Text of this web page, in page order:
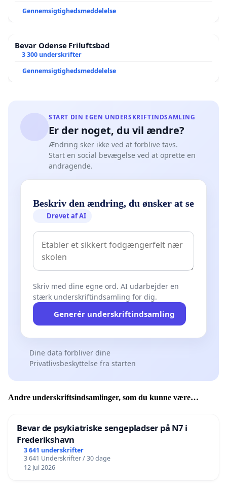
Gennemsigtighedsmeddelelse
Bevar Odense Friluftsbad
3 300 underskrifter
Gennemsigtighedsmeddelelse
START DIN EGEN UNDERSKRIFTINDSAMLING
Er der noget, du vil ændre?
Ændring sker ikke ved at forblive tavs.
Start en social bevægelse ved at oprette en
andragende.
Beskriv den ændring, du ønsker at se
Drevet af AI
Skriv med dine egne ord. AI udarbejder en
stærk underskriftindsamling for dig.
Generér underskriftindsamling
Dine data forbliver dine
Privatlivsbeskyttelse fra starten
Andre underskriftsindsamlinger, som du kunne være
Bevar de psykiatriske sengepladser på N7 i
Frederikshavn
3 641 underskrifter
3 641 Underskrifter / 30 dage
12 Jul 2026